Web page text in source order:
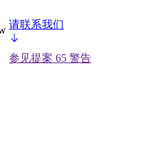
请联系我们
参见提案 65 警告